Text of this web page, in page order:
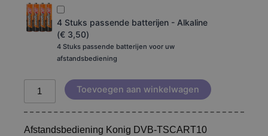
4 Stuks passende batterijen - Alkaline
(€ 3,50)
4 Stuks passende batterijen voor uw
afstandsbediening
Toevoegen aan winkelwagen
Afstandsbediening Konig DVB-TSCART10